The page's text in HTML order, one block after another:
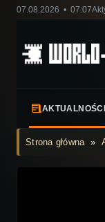
07.08.2026 • 07:07
AKTUALNOŚCI
Strona główna»